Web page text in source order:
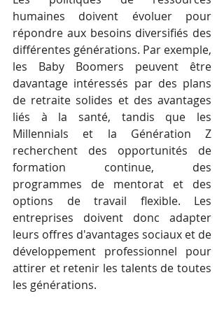
humaines doivent évoluer pour
répondre aux besoins diversifiés des
différentes générations. Par exemple,
les Baby Boomers peuvent être
davantage intéressés par des plans
de retraite solides et des avantages
liés à la santé, tandis que les
Millennials et la Génération Z
recherchent des opportunités de
formation continue, des
programmes de mentorat et des
options de travail flexible. Les
entreprises doivent donc adapter
leurs offres d'avantages sociaux et de
développement professionnel pour
attirer et retenir les talents de toutes
les générations.